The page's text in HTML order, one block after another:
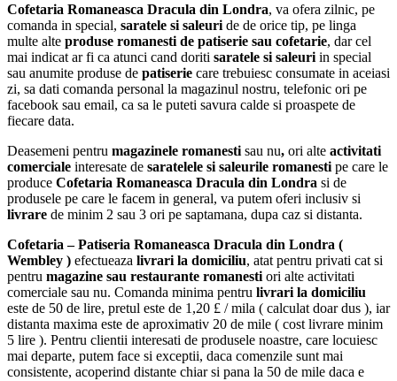
Cofetaria Romaneasca Dracula din Londra, va ofera zilnic, pe
comanda in special, saratele si saleuri de de orice tip, pe linga
multe alte produse romanesti de patiserie sau cofetarie, dar cel
mai indicat ar fi ca atunci cand doriti saratele si saleuri in special
sau anumite produse de patiserie care trebuiesc consumate in aceiasi
zi, sa dati comanda personal la magazinul nostru, telefonic ori pe
facebook sau email, ca sa le puteti savura calde si proaspete de
fiecare data.
Deasemeni pentru magazinele romanesti sau nu, ori alte activitati
comerciale interesate de saratelele si saleurile romanesti pe care le
produce Cofetaria Romaneasca Dracula din Londra si de
produsele pe care le facem in general, va putem oferi inclusiv si
livrare de minim 2 sau 3 ori pe saptamana, dupa caz si distanta.
Cofetaria – Patiseria Romaneasca Dracula din Londra (
Wembley ) efectueaza livrari la domiciliu, atat pentru privati cat si
pentru magazine sau restaurante romanesti ori alte activitati
comerciale sau nu. Comanda minima pentru livrari la domiciliu
este de 50 de lire, pretul este de 1,20 £ / mila ( calculat doar dus ), iar
distanta maxima este de aproximativ 20 de mile ( cost livrare minim
5 lire ). Pentru clientii interesati de produsele noastre, care locuiesc
mai departe, putem face si exceptii, daca comenzile sunt mai
consistente, acoperind distante chiar si pana la 50 de mile daca e